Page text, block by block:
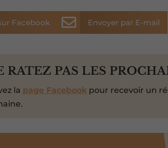
Facebook  Envoyer par E-mail
RATEZ PAS LES
la page Facebook pour recevoir un